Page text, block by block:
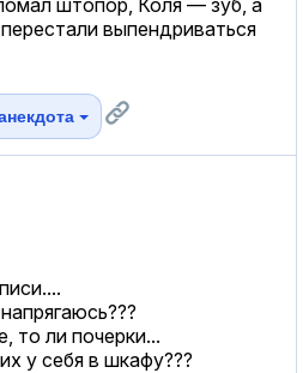
выпендриваться
то ли почерки...
у себя в шкафу???